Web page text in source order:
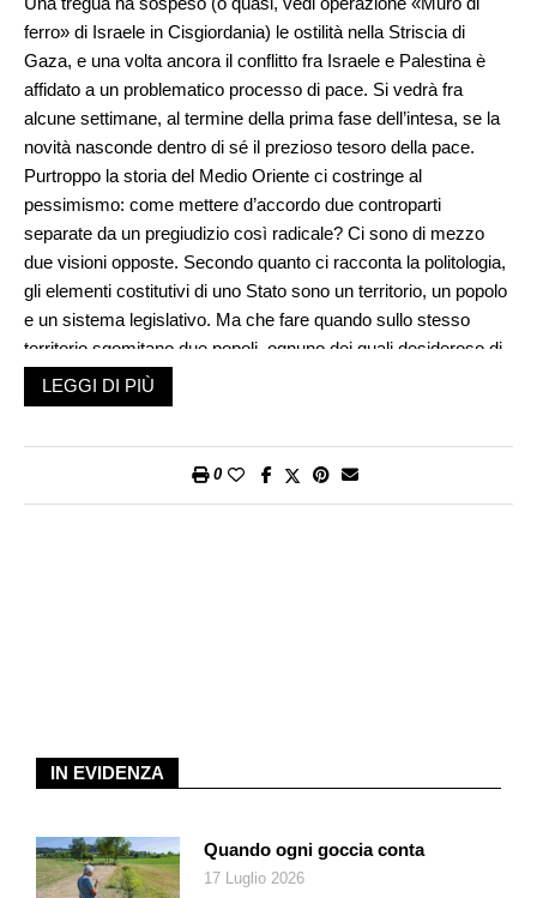
ferro» di Israele in Cisgiordania) le ostilità nella Striscia di
Gaza, e una volta ancora il conflitto fra Israele e Palestina è
affidato a un problematico processo di pace. Si vedrà fra
alcune settimane, al termine della prima fase dell’intesa, se la
novità nasconde dentro di sé il prezioso tesoro della pace.
Purtroppo la storia del Medio Oriente ci costringe al
pessimismo: come mettere d’accordo due controparti
separate da un pregiudizio così radicale? Ci sono di mezzo
due visioni opposte. Secondo quanto ci racconta la politologia,
gli elementi costitutivi di uno Stato sono un territorio, un popolo
e un sistema legislativo. Ma che fare quando sullo stesso
territorio sgomitano due popoli, ognuno dei quali desideroso di
localizzarvi la propria legge?
hanno reso nemici. Sono contrapposti per etnia, religione e
Eppure la diplomazia si è sempre affaccendata attorno a quella
che viene definita «questione palestinese». È impossibile
primo ministro israeliano Yitzhak Rabin e Yasser Arafat, il
presidente dell’OLP che aveva proclamato l’indipendenza della
LEGGI DI PIÙ
0
IN EVIDENZA
Quando ogni goccia conta
17 Luglio 2026